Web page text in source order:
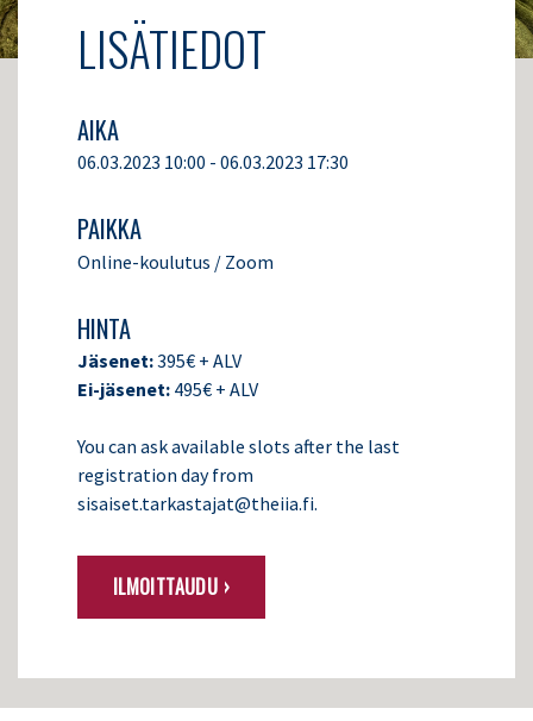
LISÄTIEDOT
AIKA
06.03.2023 10:00 - 06.03.2023 17:30
PAIKKA
Online-koulutus / Zoom
HINTA
Jäsenet:395€ + ALV
Ei-jäsenet: 495€ + ALV
You can ask available slots after the last
registration day from
sisaiset.tarkastajat@theiia.fi.
ILMOITTAUDU ›